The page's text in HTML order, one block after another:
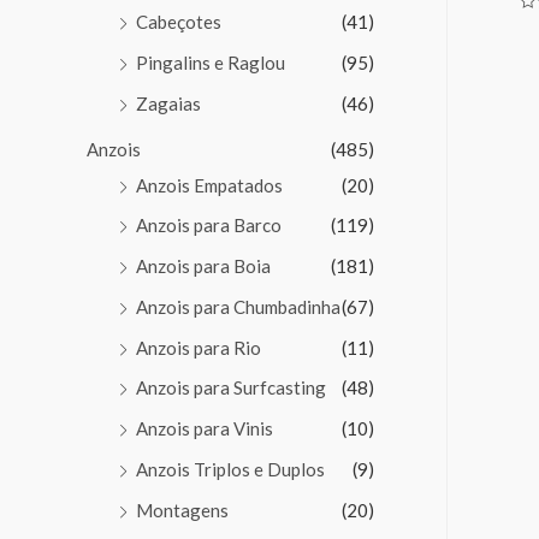
Cabeçotes
(41)
Pingalins e Raglou
(95)
Zagaias
(46)
Anzois
(485)
Anzois Empatados
(20)
Anzois para Barco
(119)
Anzois para Boia
(181)
Anzois para Chumbadinha(67)
Anzois para Rio
(11)
Anzois para Surfcasting
(48)
Anzois para Vinis
(10)
Anzois Triplos e Duplos
(9)
Montagens
(20)